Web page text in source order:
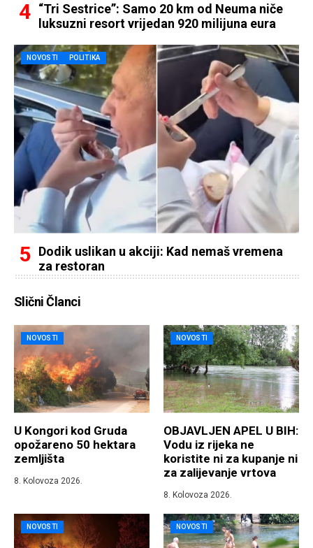
“Tri Sestrice”: Samo 20 km od Neuma niče
luksuzni resort vrijedan 920 milijuna eura
NOVOSTI POLITIKA
Dodik uslikan u akciji: Kad nemaš vremena
za restoran
Slični Članci
NOVOSTI
U Kongori kod Gruda
opožareno 50 hektara
zemljišta
8. Kolovoza 2026.
NOVOSTI
OBJAVLJEN APEL U BIH:
Vodu iz rijeka ne
koristite ni za kupanje ni
za zalijevanje vrtova
8. Kolovoza 2026.
NOVOSTI NOVOSTI